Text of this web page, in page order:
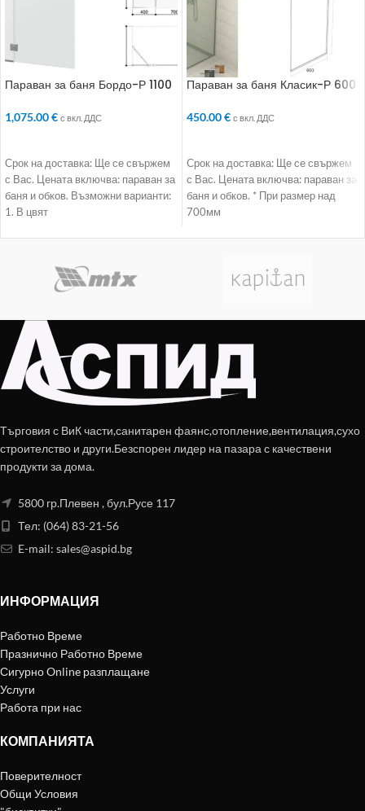
Параван за баня Бордо-Р 1100
1,075.00€ с вкл. ДДС
Срок на доставка: Ще се свържем
с Вас. Цената включва: параван за
баня и обков. Възможни варианти:
1. В цвят
Параван за баня Класик-Р 600
450.00€ с вкл. ДДС
Срок на доставка: Ще се свържем
с Вас. Цената включва: параван за
баня и обков. * При размер над
700мм
Търговия с ВиК части,санитарен фаянс,отопление,вентилация,сухо
строителство и други.Безспорен лидер на пазара с качествени
продукти за дома.
5800 гр.Плевен , бул.Русе 117
Тел: (064) 83-21-56
E-mail: sales@aspid.bg
ИНФОРМАЦИЯ
Работно Време
Празнично Работно Време
Сигурно Online разплащане
Услуги
Работа при нас
КОМПАНИЯТА
Поверителност
Общи Условия